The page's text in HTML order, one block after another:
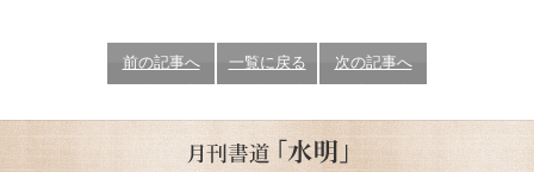
前の記事へ 一覧に戻る 次の記事へ